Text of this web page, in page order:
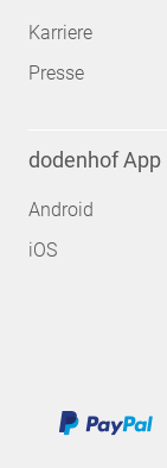
Karriere
Presse
dodenhof App
Android
iOS